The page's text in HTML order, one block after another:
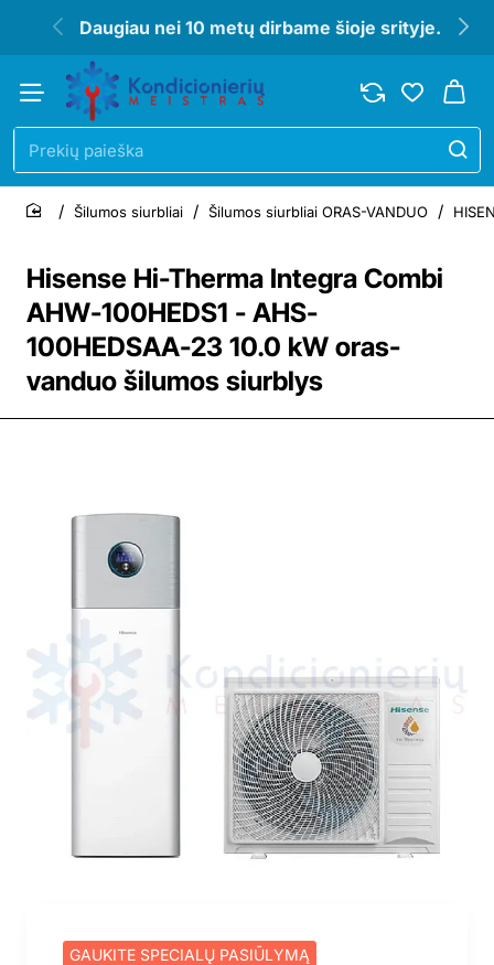
Daugiau nei 10 metų dirbame šioje srityje.
Prekių
paieška
Hisense Hi-Therma Integra Combi
AHW-100HEDS1 - AHS-
100HEDSAA-23 10.0 kW oras-
vanduo šilumos siurblys
home
Šilumos siurbliai Šilumos siurbliai ORAS-VANDUO
GAUKITE SPECIALŲ PASIŪLYMĄ